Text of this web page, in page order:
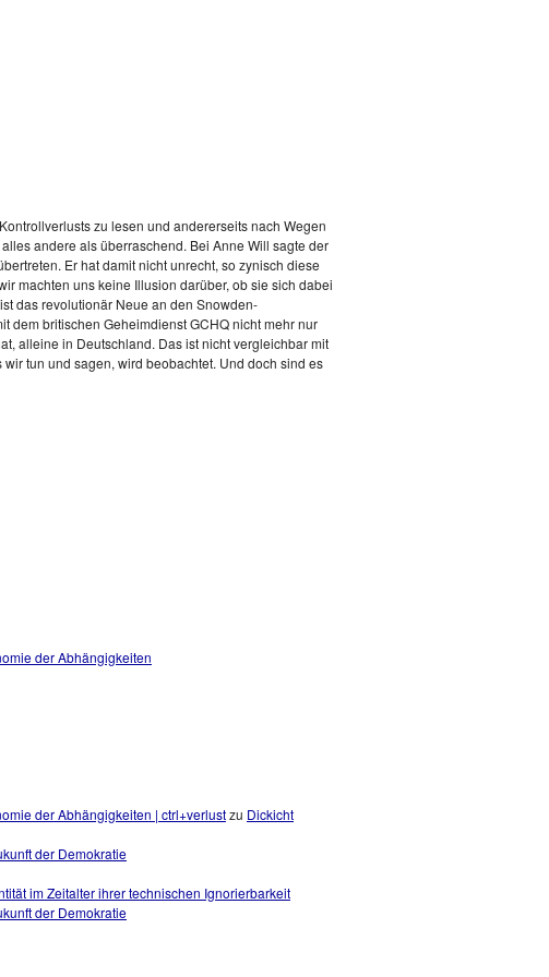
zu lesen und andererseits nach Wegen
andere als überraschend. Bei Anne Will sagte der
Er hat damit nicht unrecht, so zynisch diese
machten uns keine Illusion darüber, ob sie sich dabei
das revolutionär Neue an den Snowden-
dem britischen Geheimdienst GCHQ nicht mehr nur
alleine in Deutschland. Das ist nicht vergleichbar mit
tun und sagen, wird beobachtet. Und doch sind es
der Abhängigkeiten
der Abhängigkeiten | ctrl+verlustzu Dickicht
der Demokratie
im Zeitalter ihrer technischen Ignorierbarkeit
der Demokratie